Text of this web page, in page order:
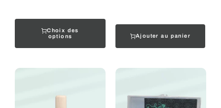
Choix des
options
Ajouter au panier